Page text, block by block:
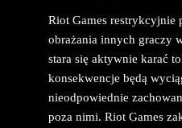
Riot Games
obrażania innych graczy
stara się aktywnie karać
konsekwencje będą
nieodpowiednie
poza nimi. Riot Games